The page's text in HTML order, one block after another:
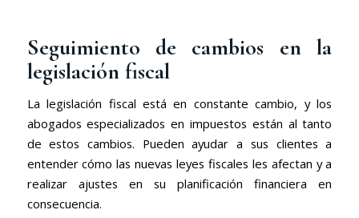
Seguimiento de cambios en la
legislación fiscal
La legislación fiscal está en constante cambio, y los
abogados especializados en impuestos están al tanto
de estos cambios. Pueden ayudar a sus clientes a
entender cómo las nuevas leyes fiscales les afectan y a
realizar ajustes en su planificación financiera en
consecuencia.